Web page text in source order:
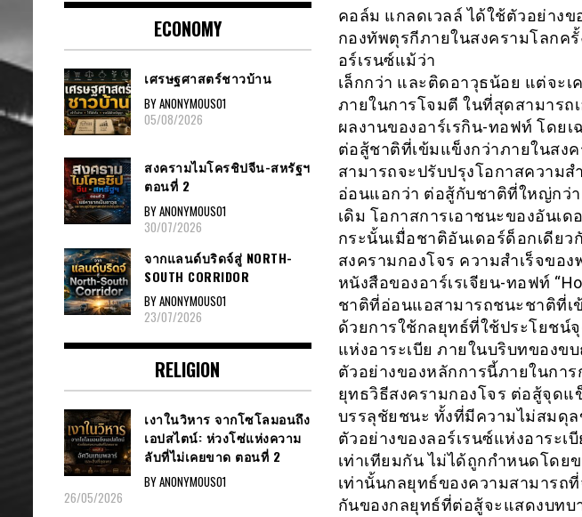
คอล์ม แกลดเวลล์ ได้ใช้ตัวอย่าง
กองทัพตุรกีภายในสงครามโลกค
อร์เรนซ์แม้ว่า
เล็กกว่า และติดอาวุธน้อย แต่จะ
ภายในการโจมตี ในที่สุดสามารถ
ผลงานของอาร์เรกิน-ทอฟท์ โดย
ต่อสู้ชาติที่เข้มแข็งกว่าภายในสง
สามารถจะปรับปรุงโอกาสความส
อ่อนแอกว่า ต่อสู้กับชาติที่ใหญ่กว่
เดิม โอกาสการเอาชนะของอันเ
กระนั้นเมื่อชาติอันเดอร์ด็อกเดีย
สงครามกองโจร ความสำเร็จของ
หนังสือของอาร์เรเจียน-ทอฟท์
ชาติที่อ่อนแอสามารถชนะชาติที่เ
ด้วยการใช้กลยุทธ์ที่ใช้ประโยชน์
แห่งอาระเบีย ภายในบริบทของ
ตัวอย่างของหลักการนี้ภายในกา
ยุทธวิธีสงครามกองโจร ต่อสู้จุด
บรรลุชัยชนะ ทั้งที่มีความไม่สมดุ
ตัวอย่างของลอร์เรนซ์แห่งอาระ
เท่าเทียมกัน ไม่ได้ถูกกำหนดโด
เท่านั้นกลยุทธ์ของความสามารถ
กันของกลยุทธ์ที่ต่อสู้จะแสดงบท
ECONOMY
เศรษฐศาสตร์ชาวบ้าน
BY ANONYMOUS01
05/08/2026
สงครามไมโครชิปจีน-สหรัฐฯ
ตอนที่ 2
BY ANONYMOUS01
30/07/2026
จากแลนด์บริดจ์สู่ NORTH-
SOUTH CORRIDOR
BY ANONYMOUS01
23/07/2026
RELIGION
เงาในวิหาร จากโซโลมอนถึง
เอปสไตน์: ห่วงโซ่แห่งความ
ลับที่ไม่เคยขาด ตอนที่ 2
BY ANONYMOUS01
26/05/2026